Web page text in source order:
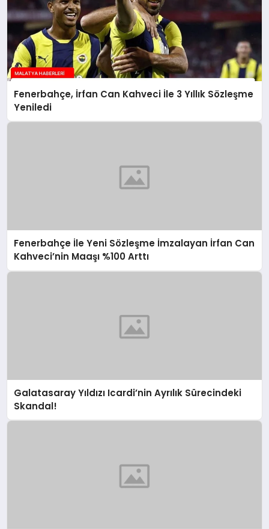
Fenerbahçe, İrfan Can Kahveci İle 3 Yıllık Sözleşme
Yeniledi
Fenerbahçe İle Yeni Sözleşme İmzalayan İrfan Can
Kahveci’nin Maaşı %100 Arttı
Galatasaray Yıldızı Icardi’nin Ayrılık Sürecindeki
Skandal!